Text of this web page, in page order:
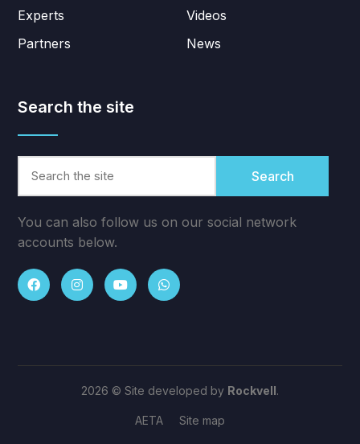
Experts
Partners
Videos
News
Search the site
Search
You can also follow us on our social network
accounts below.
2026 © Site developed by Rockvell.
AETA Site map